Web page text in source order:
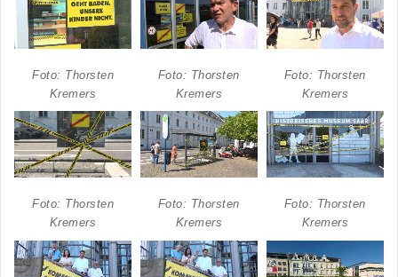
Foto: Thorsten
Kremers
Foto: Thorsten
Kremers
Foto: Thorsten
Kremers
Foto: Thorsten
Kremers
Foto: Thorsten
Kremers
Foto: Thorsten
Kremers